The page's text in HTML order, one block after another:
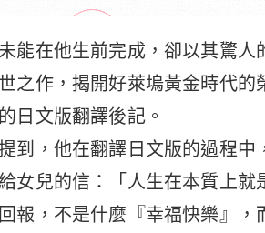
能在他生前完成，卻以其驚
之作，揭開好萊塢黃金時代
日文版翻譯後記。
到，他在翻譯日文版的過程中
女兒的信：「人生在本質上就
報，不是什麼『幸福快樂』